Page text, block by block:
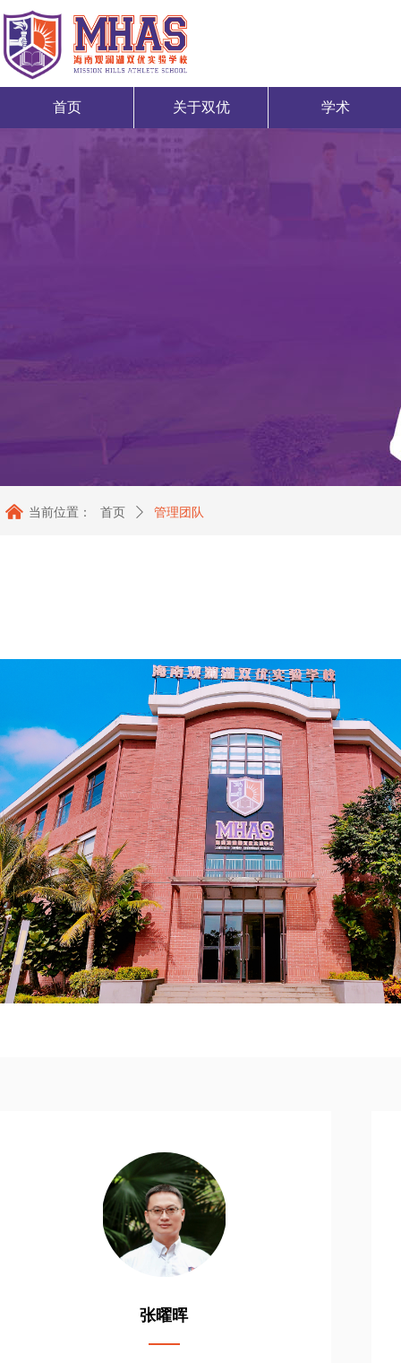
首页 关于双优
首页 关于双优 学术
낀 当前位置： 首页 ꄲ 管理团队
张曜晖
复旦大学本科毕业(1990 ~1995) ;中欧国际工商学院
EMBA（高级工商管理硕士，2005~2007)。
二十余年投资银行、互联网、教育行业工作经验，云
高高尔夫（中国高尔夫行业一站式互联网平台）创始
人兼董事长，海南观澜湖双优实验学校校董兼创校校
长，“双优”教育理念的倡导者。